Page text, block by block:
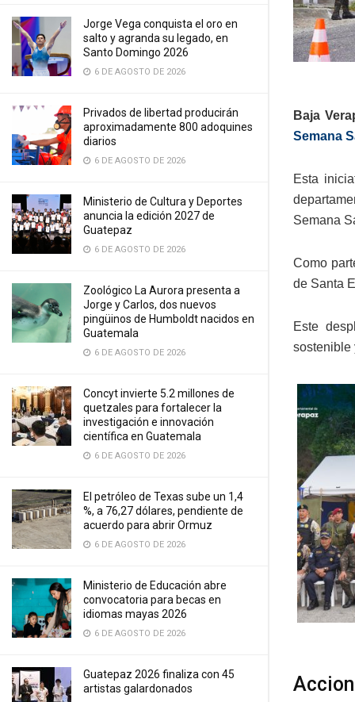
Jorge Vega conquista el oro en
salto y agranda su legado, en
Santo Domingo 2026
6 DE AGOSTO DE 2026
Privados de libertad producirán
aproximadamente 800 adoquines
diarios
6 DE AGOSTO DE 2026
Ministerio de Cultura y Deportes
anuncia la edición 2027 de
Guatepaz
6 DE AGOSTO DE 2026
Zoológico La Aurora presenta a
Jorge y Carlos, dos nuevos
pingüinos de Humboldt nacidos en
Guatemala
6 DE AGOSTO DE 2026
Concyt invierte 5.2 millones de
quetzales para fortalecer la
investigación e innovación
científica en Guatemala
6 DE AGOSTO DE 2026
El petróleo de Texas sube un 1,4
%, a 76,27 dólares, pendiente de
acuerdo para abrir Ormuz
6 DE AGOSTO DE 2026
Ministerio de Educación abre
convocatoria para becas en
idiomas mayas 2026
6 DE AGOSTO DE 2026
Guatepaz 2026 finaliza con 45
artistas galardonados
Baja
Semana
Esta
Semana
Como
de Santa
Este
sostenible